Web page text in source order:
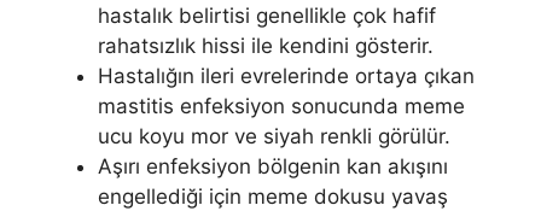
hastalık belirtisi genellikle çok hafif
rahatsızlık hissi ile kendini gösterir.
Hastalığın ileri evrelerinde ortaya çıkan
mastitis enfeksiyon sonucunda meme
ucu koyu mor ve siyah renkli görülür.
Aşırı enfeksiyon bölgenin kan akışını
engellediği için meme dokusu yavaş